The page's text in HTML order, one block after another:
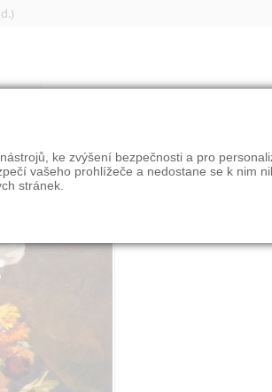
ke zvýšení bezpečnosti a pro
vašeho prohlížeče a nedostane se k nim
stránek.